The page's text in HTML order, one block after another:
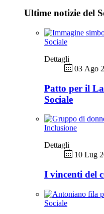
Ultime notizie del
Sociale
Dettagli
03 Ago
Patto per il
Sociale
Inclusione
Dettagli
10 Lug
I vincenti del
Sociale